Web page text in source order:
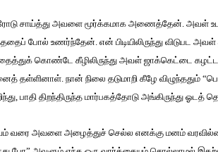
சாய்த்து அவளை மூர்க்கமாக அணைத்தேன். அவள்
போல் உணர்ந்தேன். என் பிடியிலிருந்து விடுபட
கொண்டே கீழிலிருந்து அவள் ஜாக்கெட்டை
தள்ளினாள். நான் நிலை தடுமாறி கீழே
பாதி திறந்திருந்த மார்பகத்தோடு அங்கிருந்து ஓடத்
வரை அவளை அழைத்துச் செல்ல எனக்கு மனம்